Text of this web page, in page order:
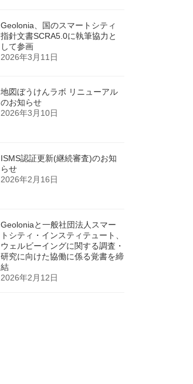
Geolonia、国のスマートシティ
指針文書SCRA5.0に執筆協力と
して参画
2026年3月11日
地図ぼうけんラボ リニューアル
のお知らせ
2026年3月10日
ISMS認証更新(継続審査)のお知
らせ
2026年2月16日
Geoloniaと一般社団法人スマー
トシティ・インスティテュート、
ウェルビーイングに関する調査・
研究に向けた協働に係る覚書を締
結
2026年2月12日